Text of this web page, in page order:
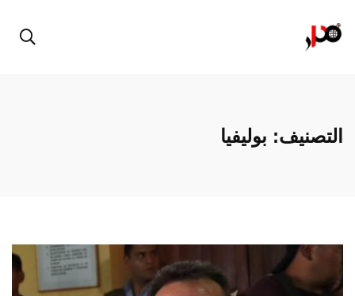
التصنيف: بوليفيا